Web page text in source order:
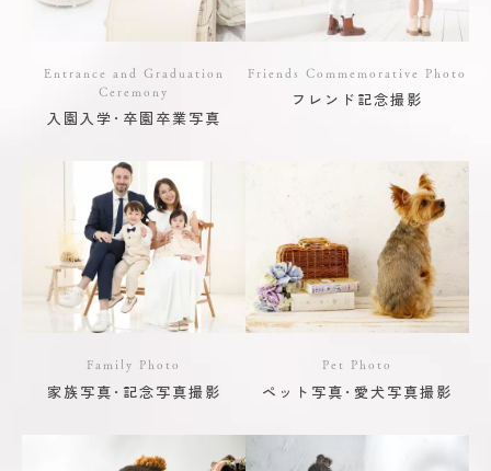
Entrance and Graduation
Ceremony
入園入学･卒園卒業写真
Friends Commemorative Photo
フレンド記念撮影
Family Photo
家族写真･記念写真撮影
Pet Photo
ペット写真･愛犬写真撮影